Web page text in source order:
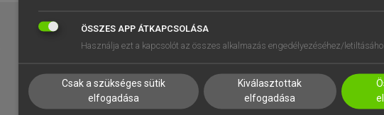
EGYÉNI FELHASZNÁLÓKNAK
TANULÓKNAK
VÁLLALATI MEGOLDÁSOK
SÚGÓ
RÓLUNK
SÜTI BEÁLLÍTÁSOK
ÖSSZES APP ÁTKAPCSOLÁSA
Használja ezt a kapcsolót az összes alkalmazás engedélyezéséhez/
Csak a szükséges sütik
elfogadása
Kiválasztottak
elfogadása